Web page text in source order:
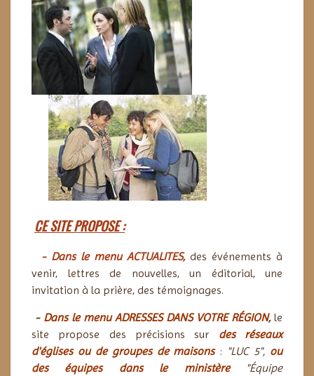
CE SITE PROPOSE :
- Dans le menu ACTUALITES,des événements à
venir, lettres de nouvelles, un éditorial, une
invitation à la prière, des témoignages.
- Dans le menu ADRESSES DANS VOTRE RÉGION, le
site propose des précisions sur
des réseaux
d'églises ou de groupes de maisons : "LUC 5", ou
des équipes dans le ministère
"Équipe